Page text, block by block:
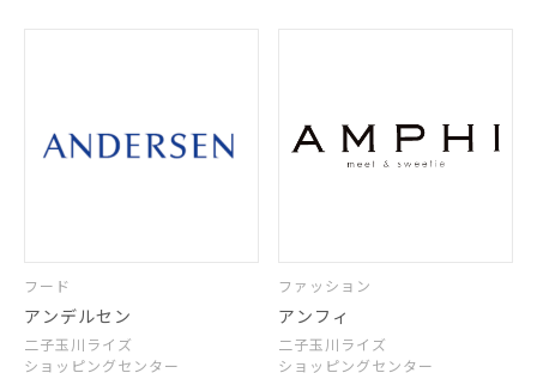
フード
アンデルセン
二子玉川ライズ
ショッピングセンター
ファッション
アンフィ
二子玉川ライズ
ショッピングセンター